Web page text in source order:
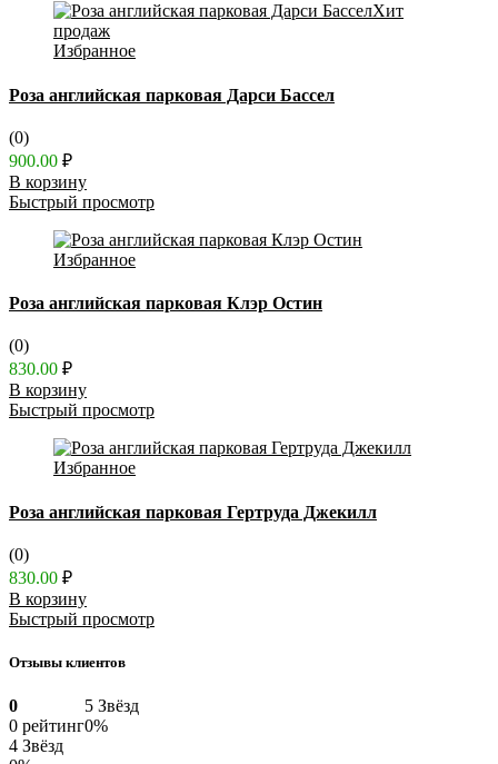
Хит
продаж
Избранное
Роза английская парковая Дарси Бассел
(0)
900.00 ₽
В корзину
Быстрый просмотр
Избранное
Роза английская парковая Клэр Остин
(0)
830.00 ₽
В корзину
Быстрый просмотр
Избранное
Роза английская парковая Гертруда Джекилл
(0)
830.00 ₽
В корзину
Быстрый просмотр
Отзывы клиентов
0
0 рейтинг
5 Звёзд
0%
4 Звёзд